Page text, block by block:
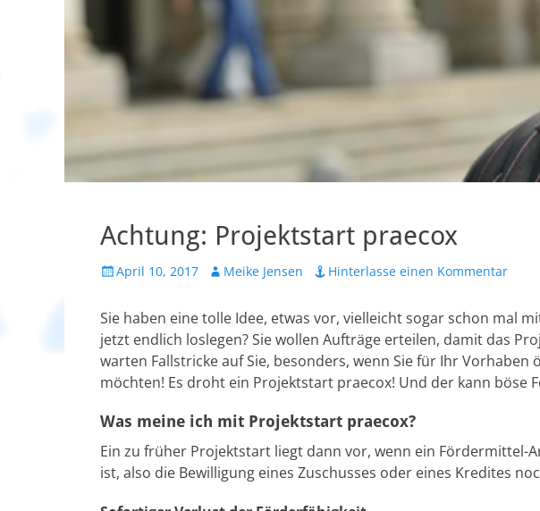
Achtung: Projektstart praecox
Veröffentlicht
April 10, 2017 AutorMeike Jensen Hinterlasse einen Kommentar
Sie haben eine tolle Idee, etwas vor, vielleicht sogar schon mal
jetzt endlich loslegen? Sie wollen Aufträge erteilen, damit das
warten Fallstricke auf Sie, besonders, wenn Sie für Ihr
möchten! Es droht ein Projektstart praecox! Und der kann böse
Was meine ich mit Projektstart praecox?
Ein zu früher Projektstart liegt dann vor, wenn ein Fördermittel-
ist, also die Bewilligung eines Zuschusses oder eines Kredites